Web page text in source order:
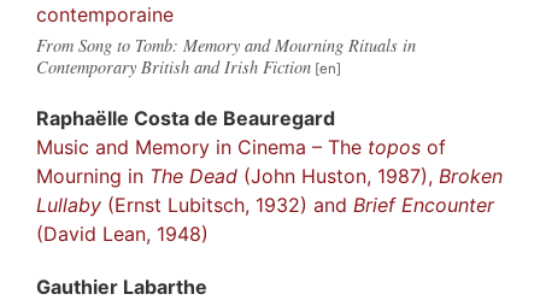
contemporaine
From Song to Tomb: Memory and Mourning Rituals in
Contemporary British and Irish Fiction
Raphaëlle Costa de Beauregard
Music and Memory in Cinema – The topos of
Mourning in The Dead (John Huston, 1987), Broken
Lullaby (Ernst Lubitsch, 1932) and Brief Encounter
(David Lean, 1948)
Gauthier Labarthe